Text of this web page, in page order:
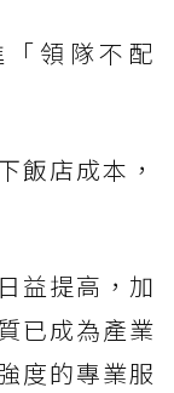
領隊不配
飯店成本，
益提高，加
已成為產業
度的專業服